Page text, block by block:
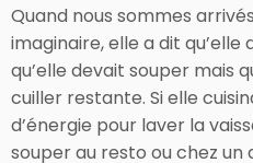
Quand nous sommes
imaginaire, elle a dit qu’elle
qu’elle devait souper mais
cuiller restante. Si elle
d’énergie pour laver la
souper au resto ou chez un